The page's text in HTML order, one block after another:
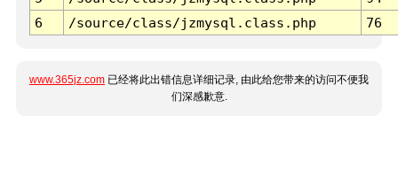
6
/source/class/jzmysql.class.php 76
www.365jz.com 已经将此出错信息详细记录, 由此给您带来的访问不便我
们深感歉意.